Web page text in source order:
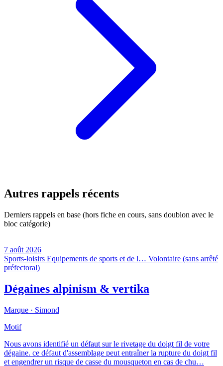
Autres rappels récents
Derniers rappels en base (hors fiche en cours, sans doublon avec le
bloc catégorie)
7 août 2026
Sports-loisirs Equipements de sports et de l… Volontaire (sans arrêté
préfectoral)
Dégaines alpinism & vertika
Marque · Simond
Motif
Nous avons identifié un défaut sur le rivetage du doigt fil de votre
dégaine. ce défaut d'assemblage peut entraîner la rupture du doigt fil
et engendrer un risque de casse du mousqueton en cas de chu…